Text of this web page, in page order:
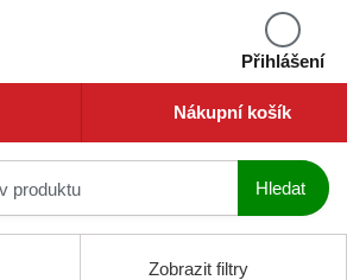
Přihlášení
Nákupní košík
Zobrazit filtry